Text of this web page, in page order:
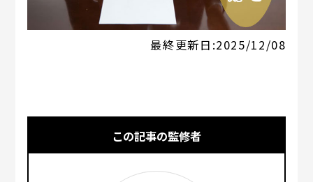
最終更新日:2025/12/08
この記事の監修者